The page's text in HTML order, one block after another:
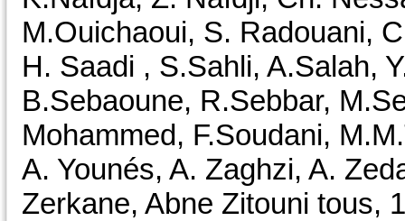
M.Ouichaoui, S. Radouani,
H. Saadi , S.Sahli, A.Salah,
B.Sebaoune, R.Sebbar,
Mohammed, F.Soudani,
A. Younés, A. Zaghzi, A.
Zerkane, Abne Zitouni tous,